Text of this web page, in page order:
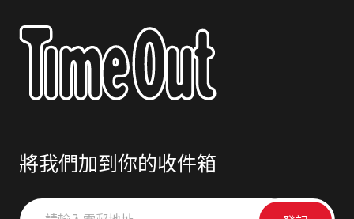
將我們加到你的收件箱
請